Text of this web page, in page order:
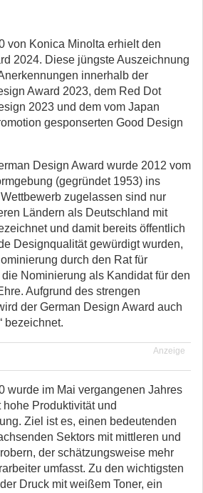
von Konica Minolta erhielt den
2024. Diese jüngste Auszeichnung
innerhalb der
Award 2023, dem Red Dot
2023 und dem vom Japan
gesponserten Good Design
Design Award wurde 2012 vom
(gegründet 1953) ins
zugelassen sind nur
Ländern als Deutschland mit
und damit bereits öffentlich
Designqualität gewürdigt wurden,
durch den Rat für
Nominierung als Kandidat für den
Aufgrund des strengen
der German Design Award auch
bezeichnet.
Anzeige
wurde im Mai vergangenen Jahres
Produktivität und
Ziel ist es, einen bedeutenden
Sektors mit mittleren und
der schätzungsweise mehr
umfasst. Zu den wichtigsten
Druck mit weißem Toner, ein